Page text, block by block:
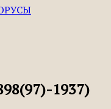
1937)